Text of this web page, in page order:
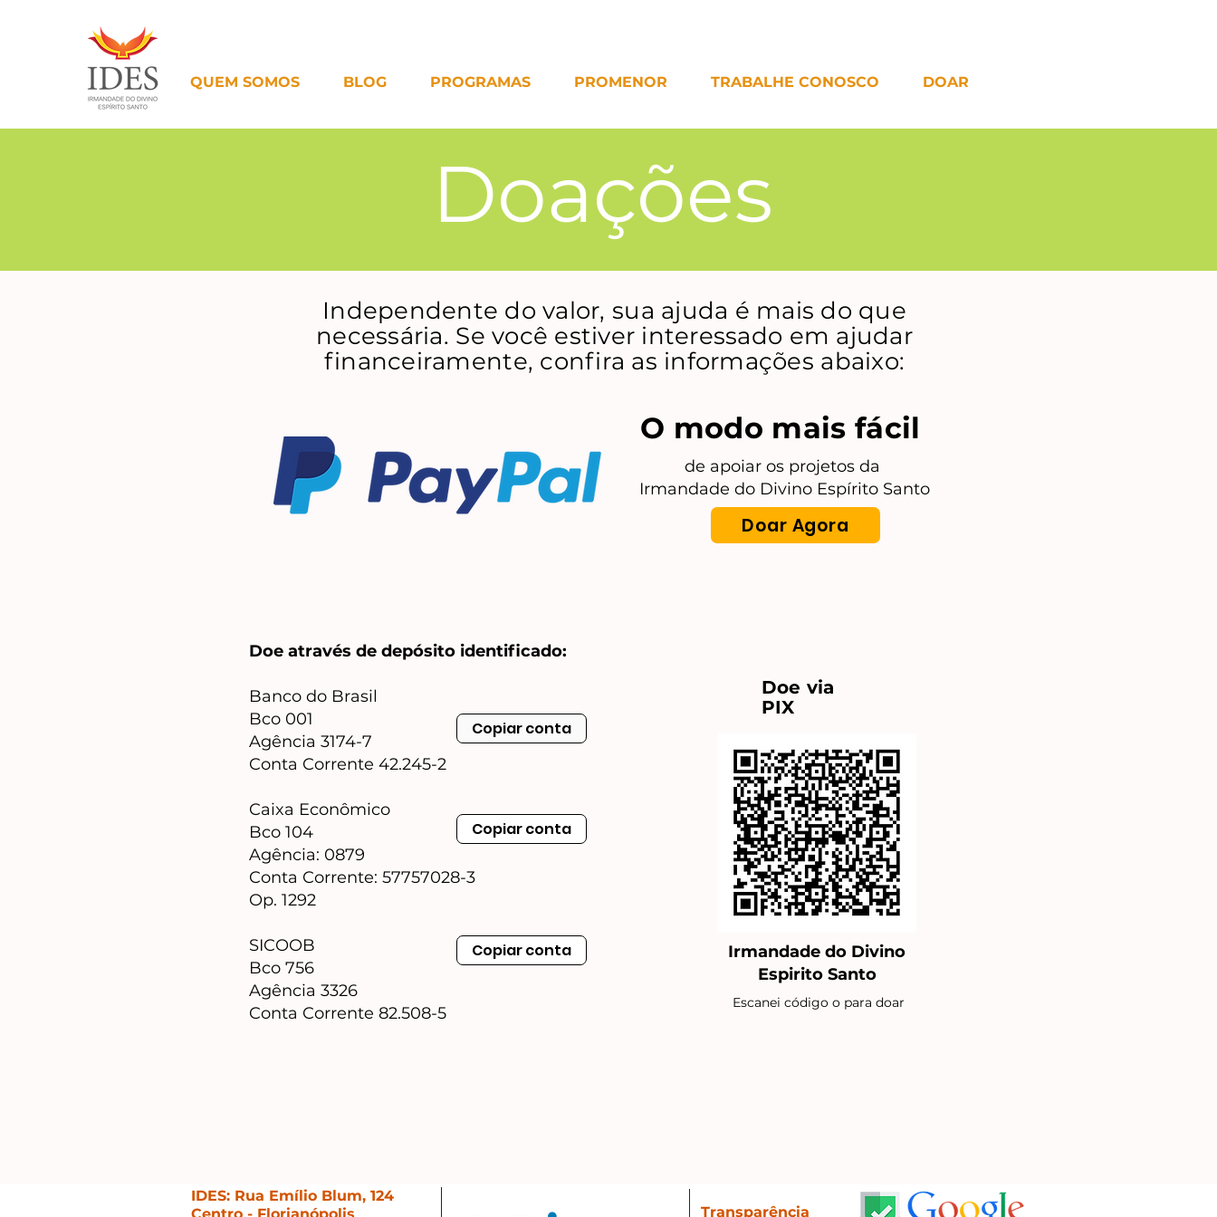
QUEM SOMOS BLOG PROGRAMAS PROMENOR TRABALHE CONOSCO DOAR
Doações
Independente do valor, sua ajuda é mais do que
necessária. Se você estiver interessado em ajudar
financeiramente, confira as informações abaixo:
O modo mais fácil
de apoiar os projetos da
Irmandade do Divino Espírito Santo
Doar Agora
Doe através de depósito identificado:
Banco do Brasil
Bco 001
Agência 3174-7
Conta Corrente 42.245-2
Caixa Econômico
Bco 104
Agência: 0879
Conta Corrente: 57757028-3
Op. 1292
SICOOB
Bco 756
Agência 3326
Conta Corrente 82.508-5
Copiar conta
Copiar conta
Copiar conta
Doe via
PIX
Irmandade do Divino
Espirito Santo
Escanei código o para doar
IDES: Rua Emílio Blum, 124
Transparência